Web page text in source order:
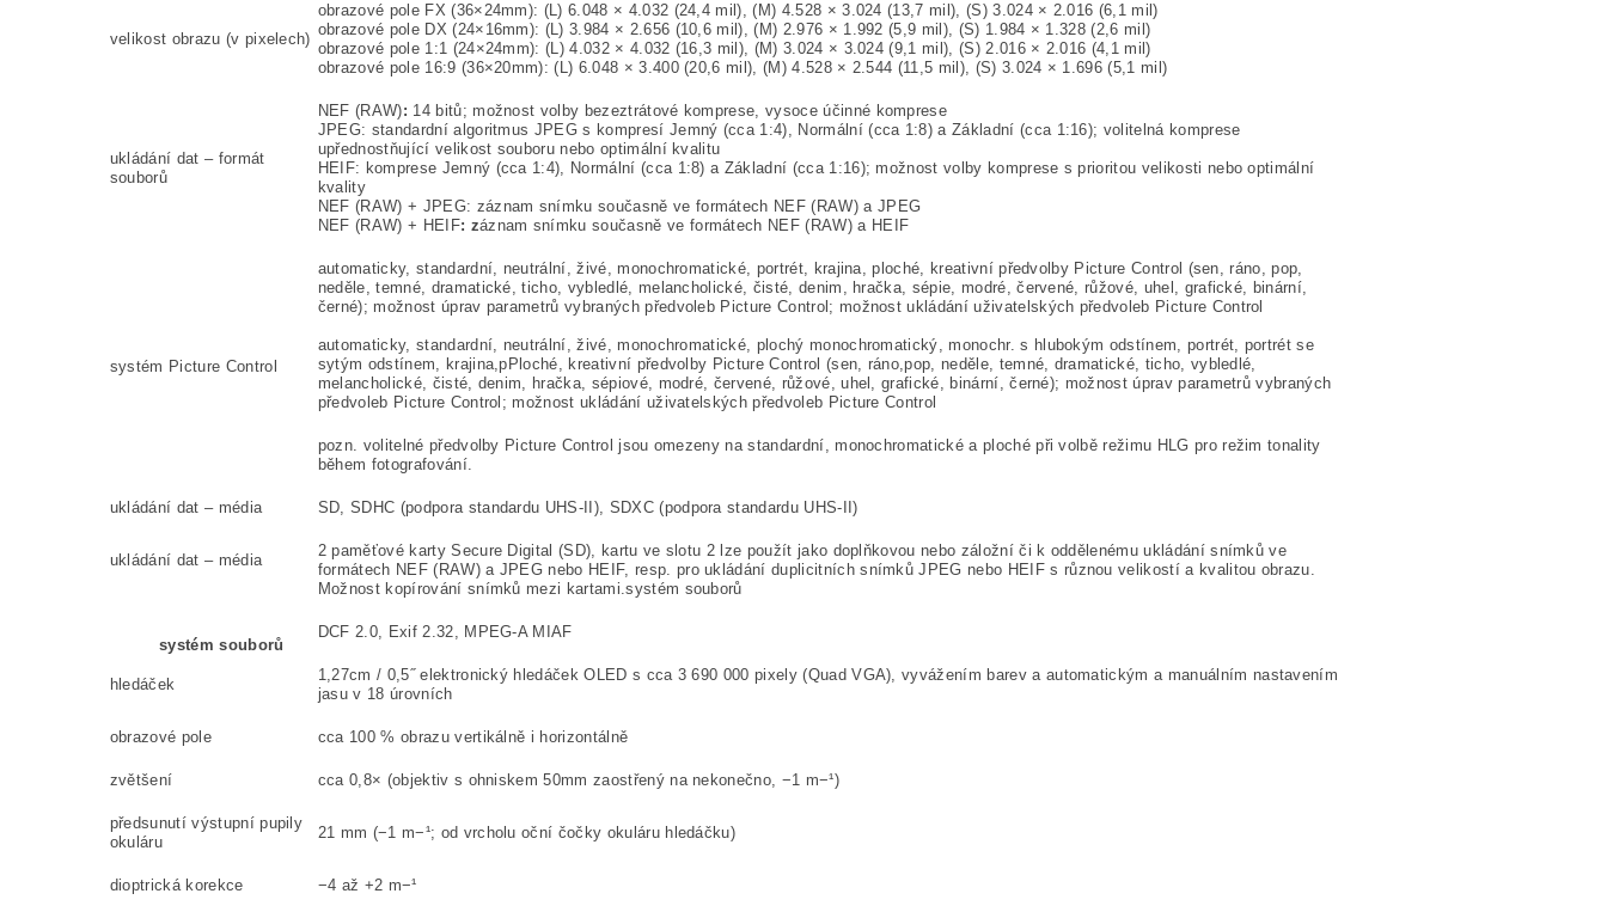
velikost obrazu (v pixelech)
obrazové pole FX (36×24mm): (L)6.048 × 4.032 (24,4 mil), (M) 4.528 × 3.024 (13,7 mil), (S) 3.024 × 2.016 (6,1 mil)
obrazové pole DX (24×16mm): (L) 3.984 × 2.656 (10,6 mil), (M) 2.976 × 1.992 (5,9 mil), (S) 1.984 × 1.328 (2,6 mil)
obrazové pole 1:1 (24×24mm): (L) 4.032 × 4.032 (16,3 mil), (M) 3.024 × 3.024 (9,1 mil), (S) 2.016 × 2.016 (4,1 mil)
obrazové pole 16:9 (36×20mm): (L) 6.048 × 3.400 (20,6 mil), (M) 4.528 × 2.544 (11,5 mil), (S) 3.024 × 1.696 (5,1 mil)
ukládání dat – formát
souborů
NEF (RAW): 14 bitů; možnost volby bezeztrátové komprese, vysoce účinné komprese
JPEG: standardní algoritmus JPEG s kompresí Jemný (cca 1:4), Normální (cca 1:8) a Základní (cca 1:16); volitelná komprese
upřednostňující velikost souboru nebo optimální kvalitu
HEIF: komprese Jemný (cca 1:4), Normální (cca 1:8) a Základní (cca 1:16); možnost volby komprese s prioritou velikosti nebo optimální
kvality
NEF (RAW) + JPEG: záznam snímku současně ve formátech NEF (RAW) a JPEG
NEF (RAW) + HEIF: záznam snímku současně ve formátech NEF (RAW) a HEIF
systém Picture Control
automaticky, standardní, neutrální, živé, monochromatické, portrét, krajina, ploché, kreativní předvolby Picture Control (sen, ráno, pop,
neděle, temné, dramatické, ticho, vybledlé, melancholické, čisté, denim, hračka, sépie, modré, červené, růžové, uhel, grafické, binární,
černé); možnost úprav parametrů vybraných předvoleb Picture Control; možnost ukládání uživatelských předvoleb Picture Control
automaticky, standardní, neutrální, živé, monochromatické, plochý monochromatický, monochr. s hlubokým odstínem, portrét, portrét se
sytým odstínem, krajina,pPloché, kreativní předvolby Picture Control (sen, ráno,pop, neděle, temné, dramatické, ticho, vybledlé,
melancholické, čisté, denim, hračka, sépiové, modré, červené, růžové, uhel, grafické, binární, černé); možnost úprav parametrů vybraných
předvoleb Picture Control; možnost ukládání uživatelských předvoleb Picture Control
pozn. volitelné předvolby Picture Control jsou omezeny na standardní, monochromatické a ploché při volbě režimu HLG pro režim tonality
během fotografování.
ukládání dat – média SD, SDHC (podpora standardu UHS-II), SDXC (podpora standardu UHS-II)
ukládání dat – média
2 paměťové karty Secure Digital (SD), kartu ve slotu 2 lze použít jako doplňkovou nebo záložní či k oddělenému ukládání snímků ve
formátech NEF (RAW) a JPEG nebo HEIF, resp. pro ukládání duplicitních snímků JPEG nebo HEIF s různou velikostí a kvalitou obrazu.
Možnost kopírování snímků mezi kartami.systém souborů
systém souborů
DCF 2.0, Exif 2.32, MPEG‑A MIAF
hledáček
1,27cm / 0,5˝ elektronický hledáček OLED s cca 3 690 000 pixely (Quad VGA), vyvážením barev a automatickým a manuálním nastavením
jasu v 18 úrovních
obrazové pole cca 100 % obrazu vertikálně i horizontálně
zvětšení cca 0,8× (objektiv s ohniskem 50mm zaostřený na nekonečno, −1 m−¹)
předsunutí výstupní pupily
okuláru
21 mm (−1 m−¹; od vrcholu oční čočky okuláru hledáčku)
dioptrická korekce −4 až +2 m−¹